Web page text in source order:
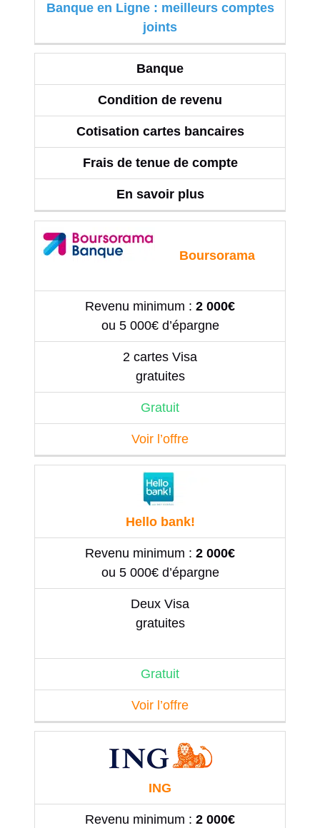
Banque en Ligne : meilleurs comptes
joints
Banque
Condition de revenu
Cotisation cartes bancaires
Frais de tenue de compte
En savoir plus
Boursorama
Revenu minimum : 2 000€
ou 5 000€ d’épargne
2 cartes Visa
gratuites
Gratuit
Voir l’offre
Hello bank!
Revenu minimum : 2 000€
ou 5 000€ d’épargne
Deux Visa
gratuites
Gratuit
Voir l’offre
ING
Revenu minimum : 2 000€